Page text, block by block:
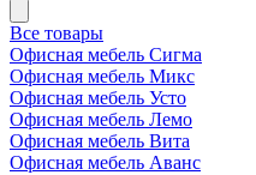
Все товары
Офисная мебель Сигма
Офисная мебель Микс
Офисная мебель Усто
Офисная мебель Лемо
Офисная мебель Вита
Офисная мебель Аванс